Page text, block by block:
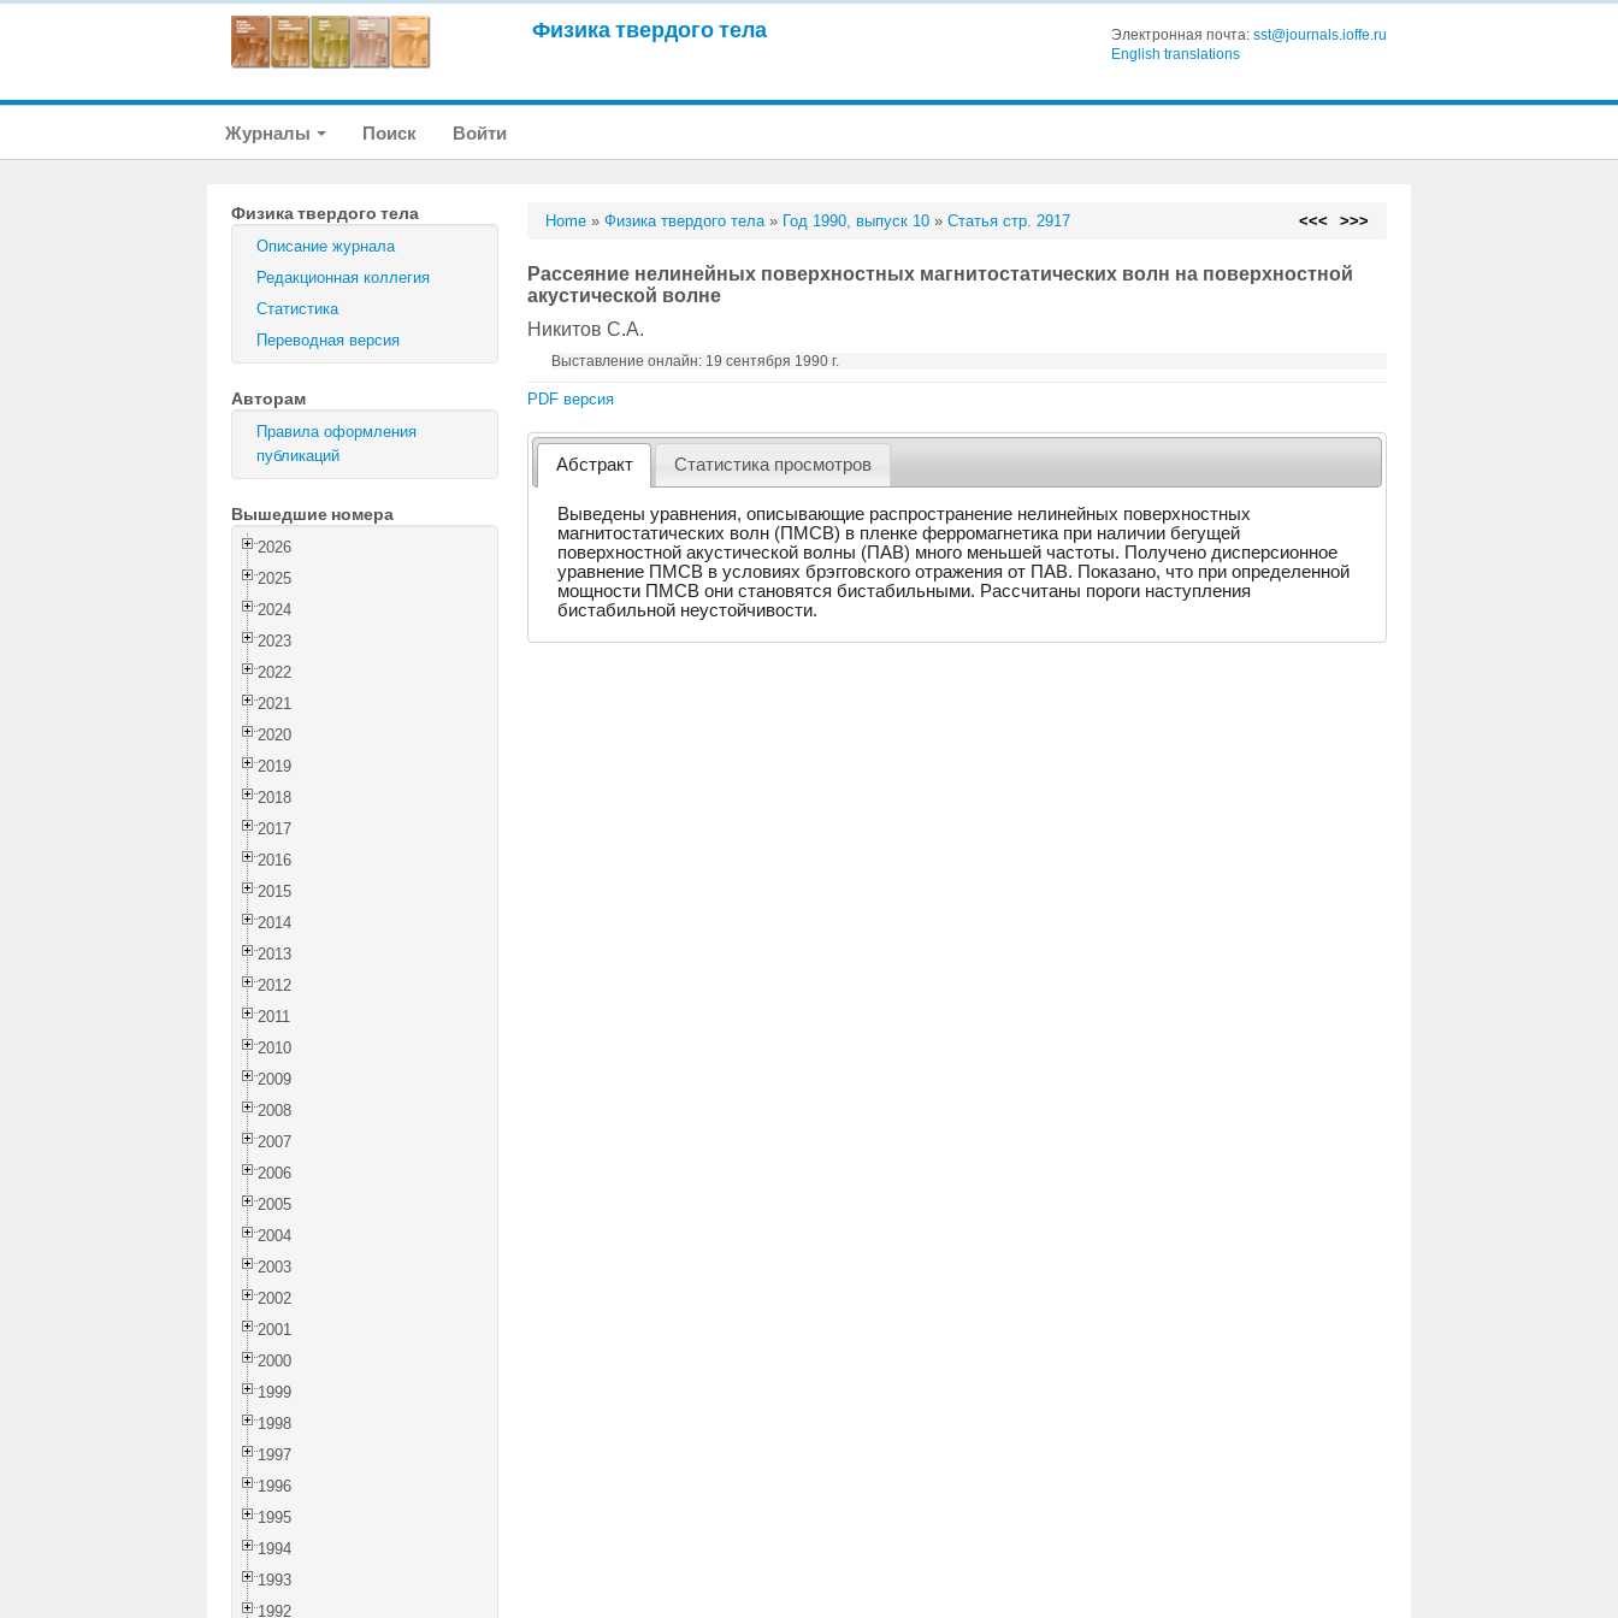
Физика твердого тела Электронная почта: sst@journals.ioffe.ru
English translations
Журналы Поиск Войти
Физика твердого тела
Описание журнала
Редакционная коллегия
Статистика
Переводная версия
Авторам
Правила оформления
публикаций
Вышедшие номера
2026
2025
2024
2023
2022
2021
2020
2019
2018
2017
2016
2015
2014
2013
2012
2011
2010
2009
2008
2007
2006
2005
2004
2003
2002
2001
2000
1999
1998
1997
1996
1995
1994
1993
1992
Home »Физика твердого тела» Год 1990, выпуск 10 »Статья стр. 2917 <<< >>>
Рассеяние нелинейных поверхностных магнитостатических волн на поверхностной
акустической волне
Никитов С.А.
Выставление онлайн: 19 сентября 1990 г.
PDF версия
Абстракт Статистика просмотров
Выведены уравнения, описывающие распространение нелинейных поверхностных
магнитостатических волн (ПМСВ) в пленке ферромагнетика при наличии бегущей
поверхностной акустической волны (ПАВ) много меньшей частоты. Получено дисперсионное
уравнение ПМСВ в условиях брэгговского отражения от ПАВ. Показано, что при определенной
мощности ПМСВ они становятся бистабильными. Рассчитаны пороги наступления
бистабильной неустойчивости.